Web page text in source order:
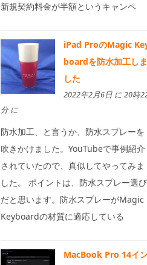
新規契約料金が半額というキャンペ
iPad ProのMagic
boardを防水加工しま
した
2022年2月6日 に 20時
分 に
防水加工、と言うか、防水スプレーを
吹きかけました。YouTubeで事例紹介
されていたので、真似してやってみま
した。 ポイントは、防水スプレー選び
だと思います。防水スプレーがMagic
Keyboardの材質に適応している
MacBook Pro 14イ